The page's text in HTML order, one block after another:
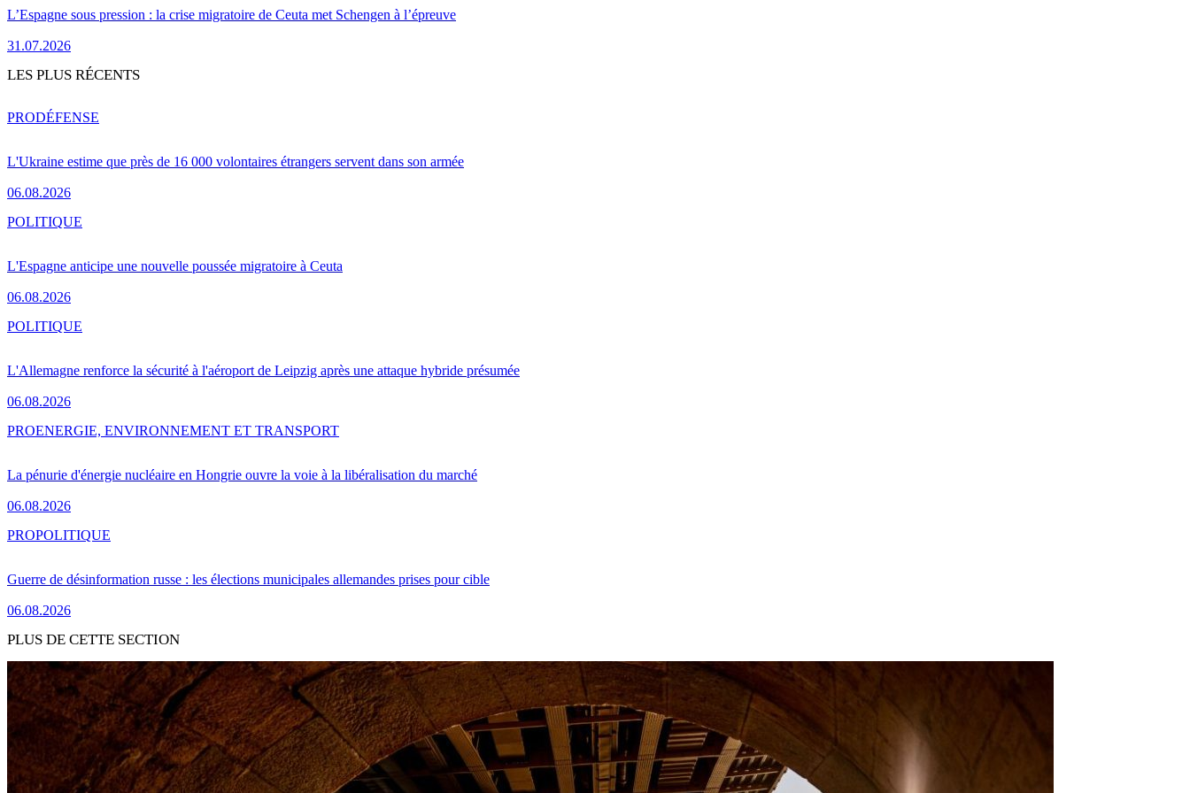
L’Espagne sous pression : la crise migratoire de Ceuta met Schengen à l’épreuve
31.07.2026
LES PLUS RÉCENTS
L'Ukraine estime que près de 16 000 volontaires étrangers servent dans son armée
06.08.2026
PRODÉFENSE
L'Espagne anticipe une nouvelle poussée migratoire à Ceuta
06.08.2026
POLITIQUE
L'Allemagne renforce la sécurité à l'aéroport de Leipzig après une attaque hybride présumée
06.08.2026
POLITIQUE
La pénurie d'énergie nucléaire en Hongrie ouvre la voie à la libéralisation du marché
06.08.2026
PROENERGIE, ENVIRONNEMENT ET TRANSPORT
Guerre de désinformation russe : les élections municipales allemandes prises pour cible
06.08.2026
PROPOLITIQUE
PLUS DE CETTE SECTION